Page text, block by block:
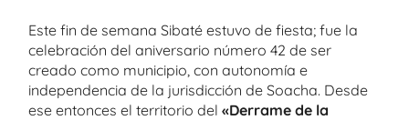
Este fin de semana Sibaté estuvo de fiesta; fue la
celebración del aniversario número 42 de ser
creado como municipio, con autonomía e
independencia de la jurisdicción de Soacha. Desde
ese entonces el territorio del «Derrame de la